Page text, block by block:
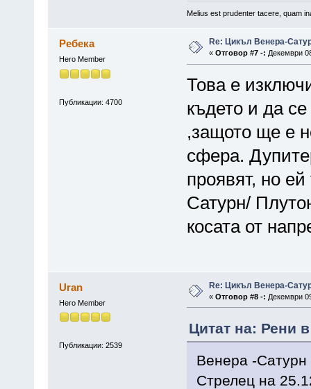
Melius est prudenter tacere, quam
Ребека
Hero Member
Публикации: 4700
Re: Цикъл Венера-
« Отговор #7 -: Декември
Това е
където и да
,защото ще е
сфера.
проявят, но
Сатурн/
косата от
Uran
Hero Member
Публикации: 2539
Re: Цикъл Венера-
« Отговор #8 -: Декември
Цитат на: Рени
Венера -Сатурн
Стрелец на